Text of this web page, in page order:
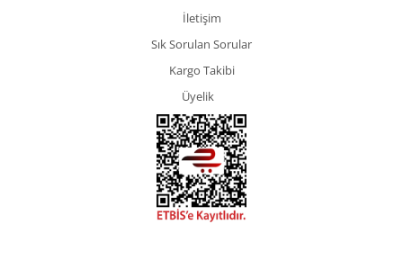
İletişim
Sık Sorulan Sorular
Kargo Takibi
Üyelik